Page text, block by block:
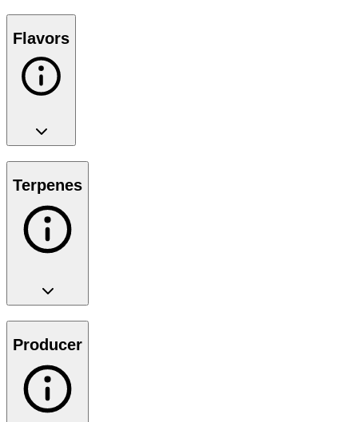
Flavors
Terpenes
Producer